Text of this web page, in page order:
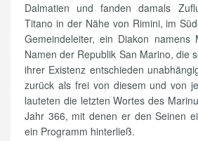
Dalmatien und fanden damals
Titano in der Nähe von Rimini, im
Gemeindeleiter, ein Diakon namens
Namen der Republik San Marino, die
ihrer Existenz entschieden
zurück als frei von diesem und von
lauteten die letzten Wortes des
Jahr 366, mit denen er den Seinen
ein Programm hinterließ.